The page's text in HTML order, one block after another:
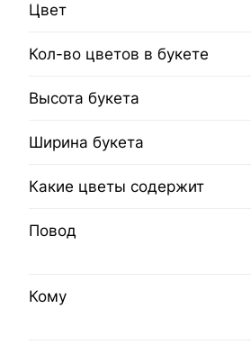
Цвет
Кол-во цветов в букете
Высота букета
Ширина букета
Какие цветы содержит
Повод
Кому